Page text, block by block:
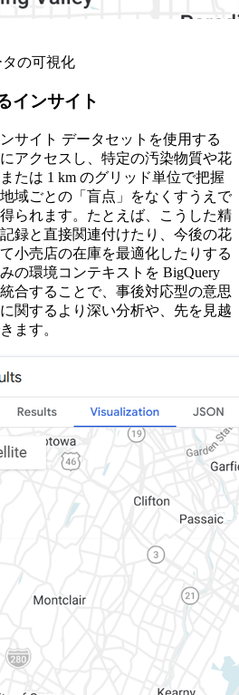
の可視化
インサイト
サイト データセットを使用する
アクセスし、特定の汚染物質や花
たは 1 km のグリッド単位で把握
域ごとの「盲点」をなくすうえで
られます。たとえば、こうした精
録と直接関連付けたり、今後の花
小売店の在庫を最適化したりする
の環境コンテキストを BigQuery
合することで、事後対応型の意思
関するより深い分析や、先を見越
ます。